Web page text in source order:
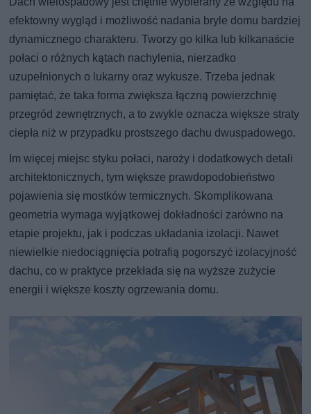
efektowny wygląd i możliwość nadania bryle domu bardziej
dynamicznego charakteru. Tworzy go kilka lub kilkanaście
połaci o różnych kątach nachylenia, nierzadko
uzupełnionych o lukarny oraz wykusze. Trzeba jednak
pamiętać, że taka forma zwiększa łączną powierzchnię
przegród zewnętrznych, a to zwykle oznacza większe straty
ciepła niż w przypadku prostszego dachu dwuspadowego.
Im więcej miejsc styku połaci, naroży i dodatkowych detali
architektonicznych, tym większe prawdopodobieństwo
pojawienia się mostków termicznych. Skomplikowana
geometria wymaga wyjątkowej dokładności zarówno na
etapie projektu, jak i podczas układania izolacji. Nawet
niewielkie niedociągnięcia potrafią pogorszyć izolacyjność
dachu, co w praktyce przekłada się na wyższe zużycie
energii i większe koszty ogrzewania domu.